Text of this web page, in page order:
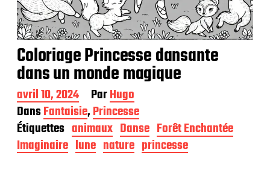
Coloriage Princesse dansante
dans un monde magique
D
a
t
e
d
e
avril 10, 2024 ParHugo
DansFantaisie,Princesse
Étiquettes animaux Danse Forêt Enchantée
Imaginaire lune nature princesse